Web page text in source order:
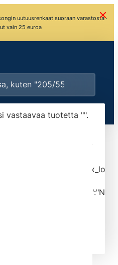
uutuusrenkaat suoraan varastosta ·
vain 25 euroa
vastaavaa tuotetta "".
correctly.<br>Currently
data-page="1"
data-start="1" data-